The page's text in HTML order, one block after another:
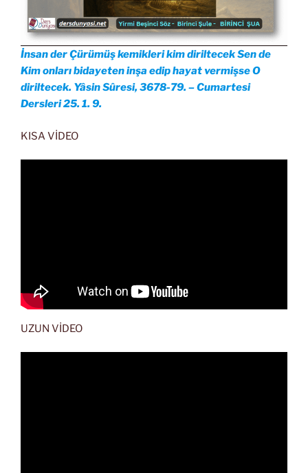
İnsan der Çürümüş kemikleri kim diriltecek Sen de
Kim onları bidayeten inşa edip hayat vermişse O
diriltecek. Yâsin Sûresi, 3678-79. – Cumartesi
Dersleri 25. 1. 9.
KISA VİDEO
UZUN VİDEO